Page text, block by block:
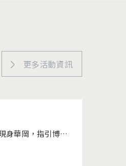
更多活動資訊
身華岡，指引博物